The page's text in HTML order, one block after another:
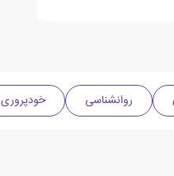
روانشناسی خودپروری